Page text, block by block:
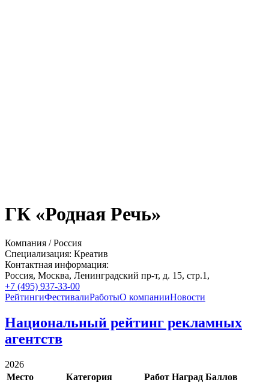
ГК «Родная Речь»
Компания /Россия
Специализация: Креатив
Контактная информация:
Россия, Москва, Ленинградский пр-т, д. 15, стр.1,
+7 (495) 937-33-00
РейтингиФестивалиРаботыО компанииНовости
Национальный рейтинг рекламных
агентств
2026
Место
Категория Работ Наград Баллов